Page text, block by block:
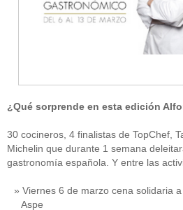
¿Qué sorprende en esta edición
30 cocineros, 4 finalistas de TopChef,
Michelin que durante 1 semana
gastronomía española. Y entre las
Viernes 6 de marzo cena solidaria
Aspe